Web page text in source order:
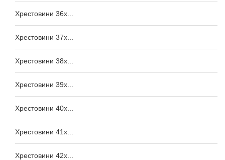
Хрестовини 36x...
Хрестовини 37x...
Хрестовини 38x...
Хрестовини 39x...
Хрестовини 40x...
Хрестовини 41x...
Хрестовини 42x...